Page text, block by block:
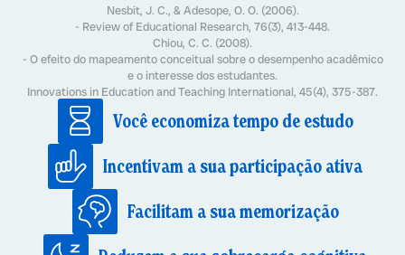
Nesbit, J. C., & Adesope, O. O. (2006).
- Review of Educational Research, 76(3), 413-448.
Chiou, C. C. (2008).
- O efeito do mapeamento conceitual sobre o desempenho acadêmico
e o interesse dos estudantes.
Innovations in Education and Teaching International, 45(4), 375-387.
Você economiza tempo de estudo
Incentivam a sua participação ativa
Facilitam a sua memorização